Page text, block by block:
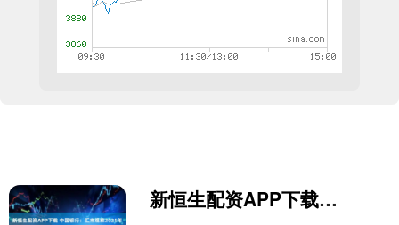
新恒生配资APP下载 中国银行：汇市观察2025年8月21日